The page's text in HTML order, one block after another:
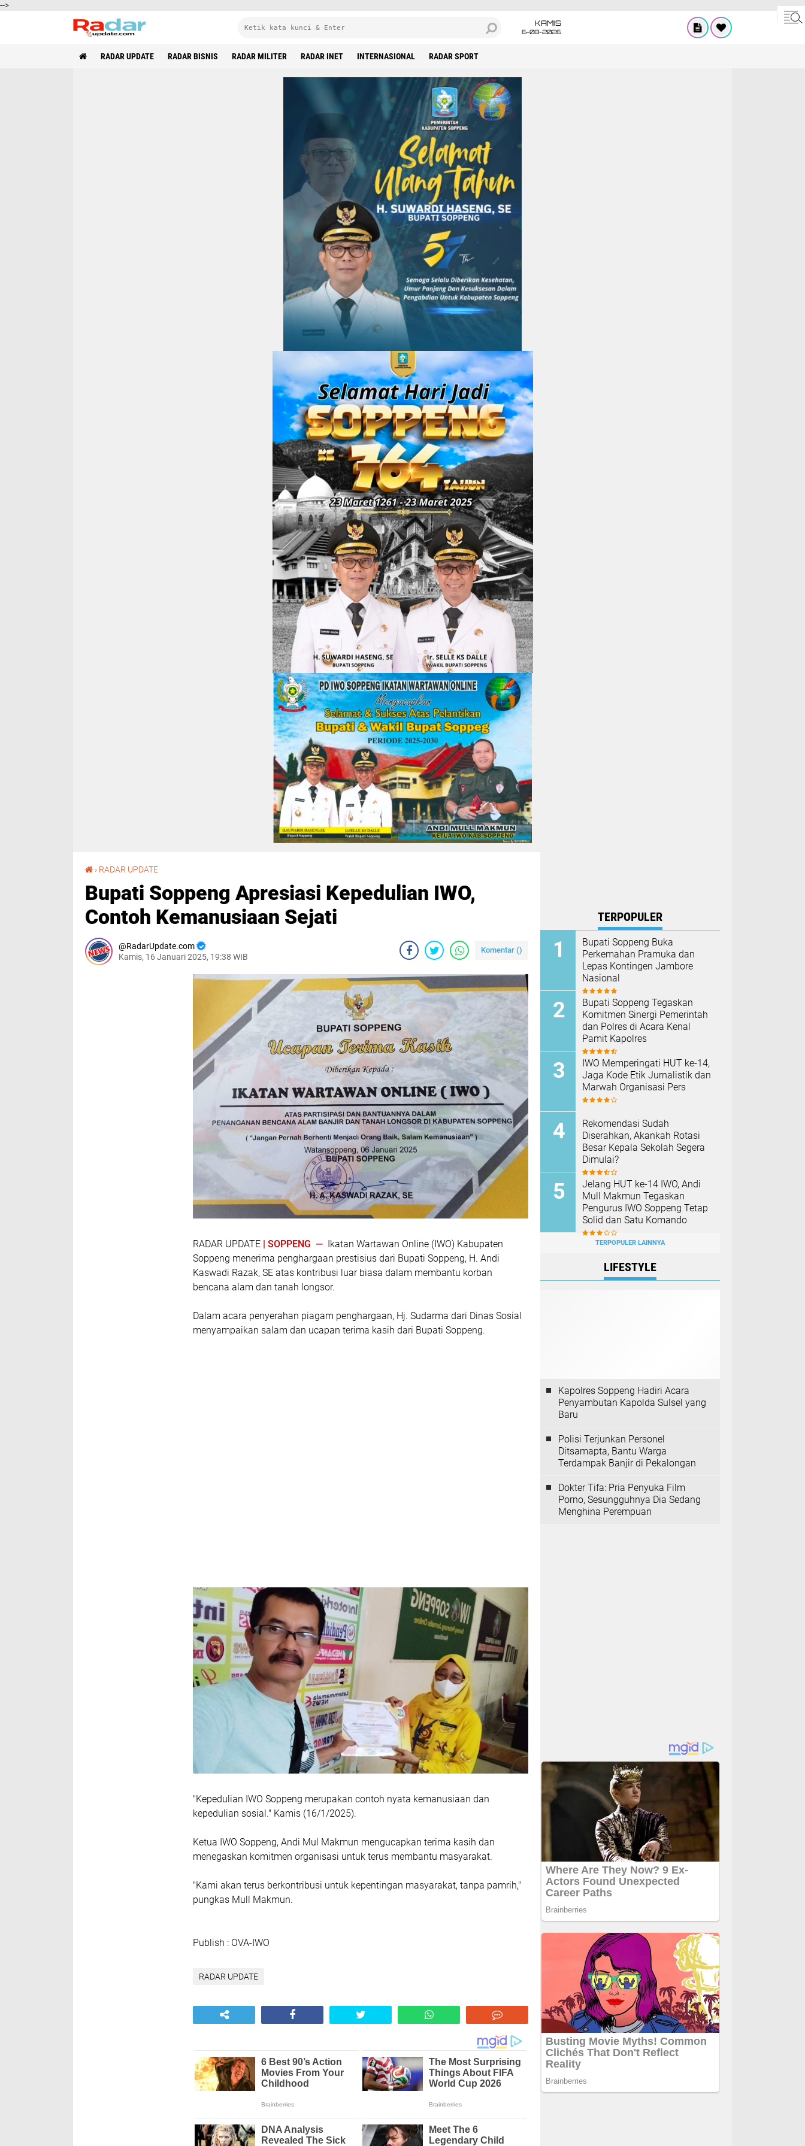
-->
KAMIS
6-08-2026
RADAR UPDATE RADAR BISNIS RADAR MILITER RADAR INET INTERNASIONAL RADAR SPORT
› RADAR UPDATE
Bupati Soppeng Apresiasi Kepedulian IWO,
Contoh Kemanusiaan Sejati
RadarUpdate.com
Kamis, 16 Januari 2025, 19:38 WIB
Komentar ()
RADAR UPDATE | SOPPENG — Ikatan Wartawan Online (IWO) Kabupaten
Soppeng menerima penghargaan prestisius dari Bupati Soppeng, H. Andi
Kaswadi Razak, SE atas kontribusi luar biasa dalam membantu korban
bencana alam dan tanah longsor.
Dalam acara penyerahan piagam penghargaan, Hj. Sudarma dari Dinas Sosial
menyampaikan salam dan ucapan terima kasih dari Bupati Soppeng.
"Kepedulian IWO Soppeng merupakan contoh nyata kemanusiaan dan
kepedulian sosial." Kamis (16/1/2025).
Ketua IWO Soppeng, Andi Mul Makmun mengucapkan terima kasih dan
menegaskan komitmen organisasi untuk terus membantu masyarakat.
"Kami akan terus berkontribusi untuk kepentingan masyarakat, tanpa pamrih,"
pungkas Mull Makmun.
Publish : OVA-IWO
RADAR UPDATE
TERPOPULER
Bupati Soppeng Buka
Perkemahan Pramuka dan
Lepas Kontingen Jambore
Nasional
Bupati Soppeng Tegaskan
Komitmen Sinergi Pemerintah
dan Polres di Acara Kenal
Pamit Kapolres
IWO Memperingati HUT ke-14,
Jaga Kode Etik Jurnalistik dan
Marwah Organisasi Pers
Rekomendasi Sudah
Diserahkan, Akankah Rotasi
Besar Kepala Sekolah Segera
Dimulai?
Jelang HUT ke-14 IWO, Andi
Mull Makmun Tegaskan
Pengurus IWO Soppeng Tetap
Solid dan Satu Komando
TERPOPULER LAINNYA
LIFESTYLE
Kapolres Soppeng Hadiri Acara
Penyambutan Kapolda Sulsel yang
Baru
Polisi Terjunkan Personel
Ditsamapta, Bantu Warga
Terdampak Banjir di Pekalongan
Dokter Tifa: Pria Penyuka Film
Porno, Sesungguhnya Dia Sedang
Menghina Perempuan